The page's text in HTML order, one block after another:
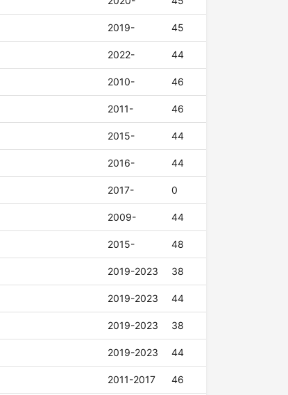
2019- 45
2022- 44
2010- 46
2011- 46
2015- 44
2016- 44
2017- 0
2009- 44
2015- 48
2019-2023 38
2019-2023 44
2019-2023 38
2019-2023 44
2011-2017 46